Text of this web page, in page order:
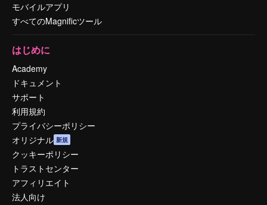
モバイルアプリ
すべてのMagnificツール
はじめに
Academy
ドキュメント
サポート
利用規約
プライバシーポリシー
オリジナル 新規
クッキーポリシー
トラストセンター
アフィリエイト
法人向け